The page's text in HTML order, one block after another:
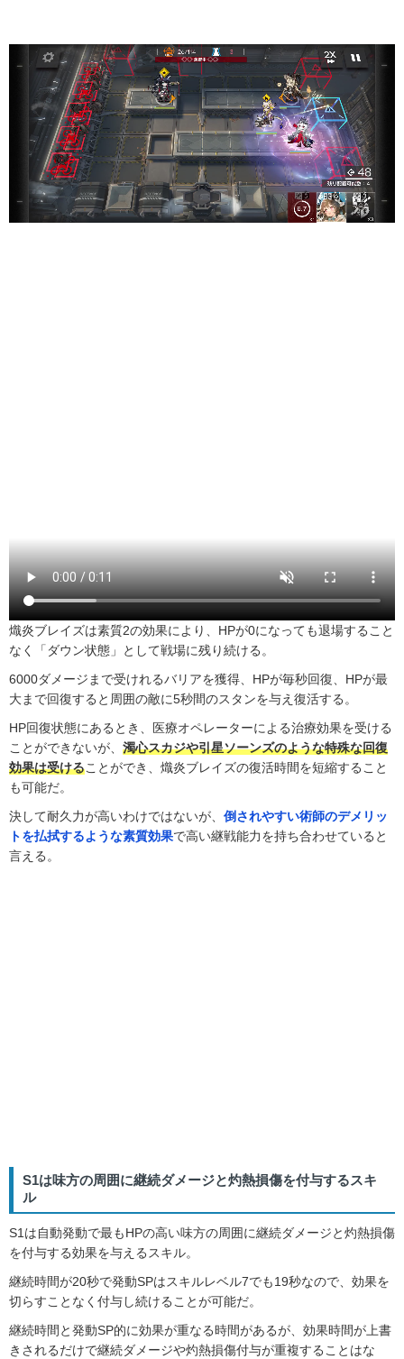
熾炎ブレイズは素質2の効果により、HPが0になっても退場すること
なく「ダウン状態」として戦場に残り続ける。
6000ダメージまで受けれるバリアを獲得、HPが毎秒回復、HPが最
大まで回復すると周囲の敵に5秒間のスタンを与え復活する。
HP回復状態にあるとき、医療オペレーターによる治療効果を受ける
ことができないが、 濁心スカジや引星ソーンズのような特殊な回復
効果は受けることができ、熾炎ブレイズの復活時間を短縮すること
も可能だ。
決して耐久力が高いわけではないが、 倒されやすい術師のデメリッ
トを払拭するような素質効果で高い継戦能力を持ち合わせていると
言える。
S1は味方の周囲に継続ダメージと灼熱損傷を付与するスキ
ル
S1は自動発動で最もHPの高い味方の周囲に継続ダメージと灼熱損傷
を付与する効果を与えるスキル。
継続時間が20秒で発動SPはスキルレベル7でも19秒なので、効果を
切らすことなく付与し続けることが可能だ。
継続時間と発動SP的に効果が重なる時間があるが、効果時間が上書
きされるだけで継続ダメージや灼熱損傷付与が重複することはな